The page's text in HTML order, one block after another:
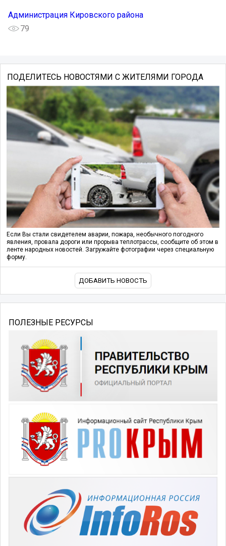
Администрация Кировского района
79
ПОДЕЛИТЕСЬ НОВОСТЯМИ С ЖИТЕЛЯМИ ГОРОДА
Если Вы стали свидетелем аварии, пожара, необычного погодного
явления, провала дороги или прорыва теплотрассы, сообщите об этом в
ленте народных новостей. Загружайте фотографии через специальную
форму.
ДОБАВИТЬ НОВОСТЬ
ПОЛЕЗНЫЕ РЕСУРСЫ